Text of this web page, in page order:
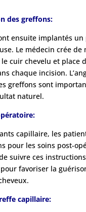
des greffons:
ensuite implantés
Le médecin crée de
cuir chevelu et place
chaque incision.
greffons sont
naturel.
capillaire, les
pour les soins post-
suivre ces instructions
favoriser la
capillaire: